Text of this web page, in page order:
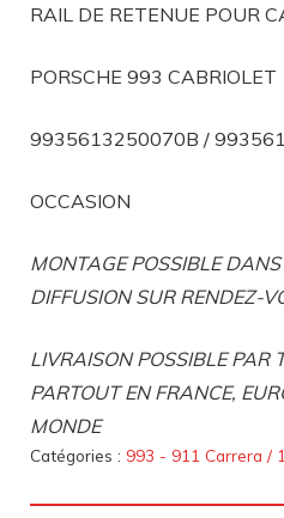
RAIL DE RETENUE POUR
PORSCHE 993 CABRIOLET
9935613250070B /
OCCASION
MONTAGE POSSIBLE
DIFFUSION SUR RENDEZ-
LIVRAISON POSSIBLE PAR
PARTOUT EN FRANCE,
MONDE
Catégories : 993 - 911 Carrera /